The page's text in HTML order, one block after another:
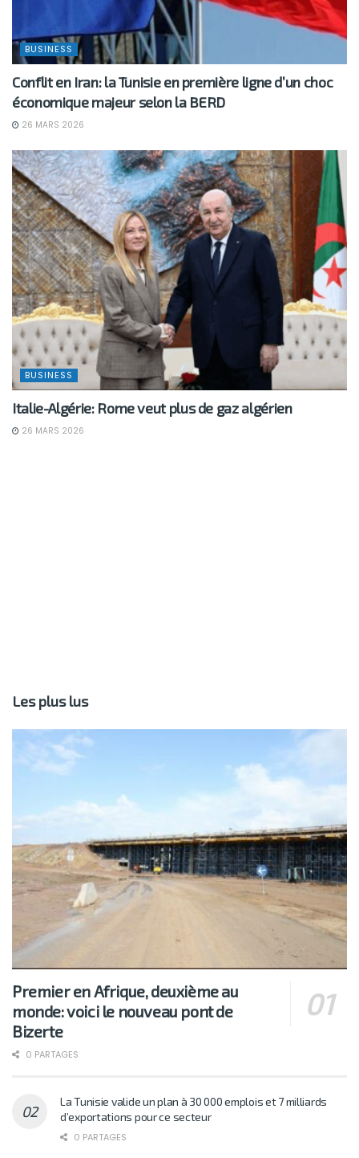
BUSINESS
Conflit en Iran: la Tunisie en première ligne d’un choc
économique majeur selon la BERD
26 MARS 2026
BUSINESS
Italie-Algérie: Rome veut plus de gaz algérien
26 MARS 2026
Les plus lus
Premier en Afrique, deuxième au
monde: voici le nouveau pont de
Bizerte
0 PARTAGES
La Tunisie valide un plan à 30 000 emplois et 7 milliards
d’exportations pour ce secteur
0 PARTAGES